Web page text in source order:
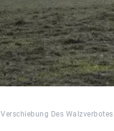
Verschiebung Des Walzverbotes